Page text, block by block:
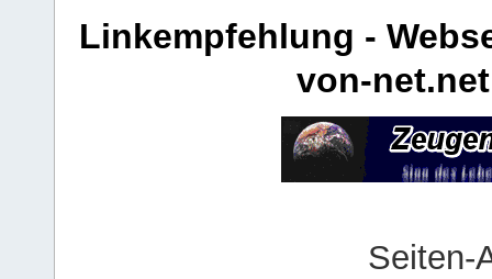
Linkempfehlung -
von-net.net
Seiten-